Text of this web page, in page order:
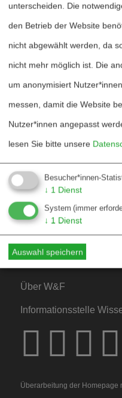
Heftarchiv
Bestellen
Fördern
Jubiläum 40 Jahre
Kontakt
Mediadaten
Hinweise für Autor*innen
Hinweise für Dossiers
Über W&F
Informationsstelle
Überarbeitung der Homepage
unterscheiden. Die
den Betrieb der Website
nicht abgewählt werden, da
nicht mehr möglich ist. Die
um anonymisiert
messen, damit die Website
Nutzer*innen angepasst
lesen Sie bitte unsere
Besucher*innen-
↓ 1 Dienst
System (immer
↓ 1 Dienst
Auswahl speichern